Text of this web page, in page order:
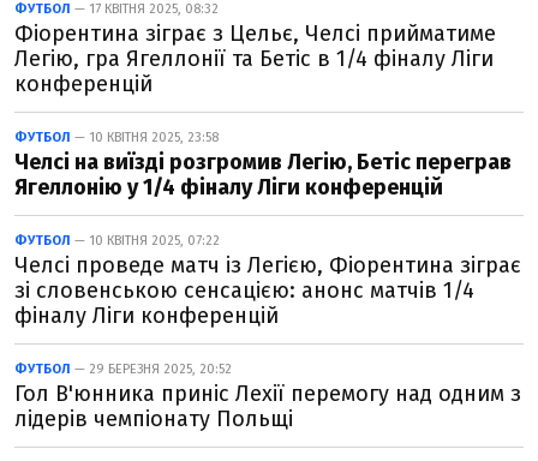
ФУТБОЛ — 17 КВІТНЯ 2025, 08:32
Фіорентина зіграє з Цельє, Челсі прийматиме
Легію, гра Ягеллонії та Бетіс в 1/4 фіналу Ліги
конференцій
ФУТБОЛ — 10 КВІТНЯ 2025, 23:58
Челсі на виїзді розгромив Легію, Бетіс переграв
Ягеллонію у 1/4 фіналу Ліги конференцій
ФУТБОЛ — 10 КВІТНЯ 2025, 07:22
Челсі проведе матч із Легією, Фіорентина зіграє
зі словенською сенсацією: анонс матчів 1/4
фіналу Ліги конференцій
ФУТБОЛ — 29 БЕРЕЗНЯ 2025, 20:52
Гол В'юнника приніс Лехії перемогу над одним з
лідерів чемпіонату Польщі